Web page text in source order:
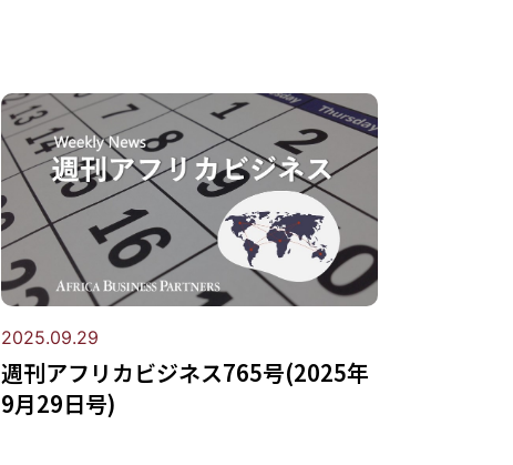
2025.09.29
週刊アフリカビジネス765号(2025年
9月29日号)